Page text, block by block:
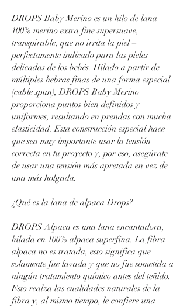
DROPS Baby Merino es un hilo de lana
100% merino extra fine supersuave,
transpirable, que no irrita la piel –
perfectamente indicado para las pieles
delicadas de los bebés. Hilado a partir de
múltiples hebras finas de una forma especial
(cable spun), DROPS Baby Merino
proporciona puntos bien definidos y
uniformes, resultando en prendas con mucha
elasticidad. Esta construcción especial hace
que sea muy importante usar la tensión
correcta en tu proyecto y, por eso, asegúrate
de usar una tensión más apretada en vez de
una más holgada.
¿Qué es la lana de alpaca Drops?
DROPS Alpaca es una lana encantadora,
hilada en 100% alpaca superfina. La fibra
alpaca no es tratada, esto significa que
solamente fue lavada y que no fue sometida a
ningún tratamiento químico antes del teñido.
Esto realza las cualidades naturales de la
fibra y, al mismo tiempo, le confiere una